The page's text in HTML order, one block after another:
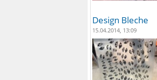
Design Bleche
15.04.2014, 13:09